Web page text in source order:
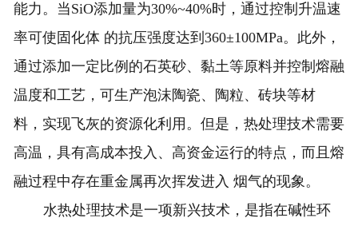
能力。当SiO添加量为30%~40%时，通过控制升温速
率可使固化体 的抗压强度达到360±100MPa。此外，
通过添加一定比例的石英砂、黏土等原料并控制熔融
温度和工艺，可生产泡沫陶瓷、陶粒、砖块等材
料，实现飞灰的资源化利用。但是，热处理技术需要
高温，具有高成本投入、高资金运行的特点，而且熔
融过程中存在重金属再次挥发进入 烟气的现象。
水热处理技术是一项新兴技术，是指在碱性环